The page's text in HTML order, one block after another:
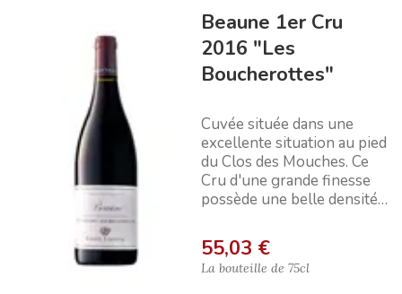
Beaune 1er Cru
2016 "Les
Boucherottes"
Cuvée située dans une
excellente situation au pied
du Clos des Mouches. Ce
Cru d'une grande finesse
possède une belle densité
55,03 €
La bouteille de 75cl